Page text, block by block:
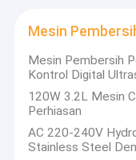
Mesin
Mesin Pembersih
Kontrol Digital
120W 3.2L Mesin
Perhiasan
AC 220-240V
Stainless Steel